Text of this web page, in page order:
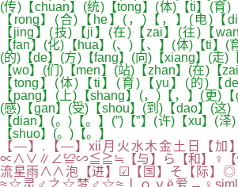
(传)【chuan】(统)【tong】(体)【ti】(育)
【rong】(合)【he】(，)【，】(电)【
【jing】(技)【ji】(在)【zai】(往)【
【fan】(化)【hua】(、)【、】(体)【ti】(
(的)【de】(方)【fang】(向)【xiang】(走)
【wo】(们)【men】(站)【zhan】(在)【
【tong】(体)【ti】(育)【yu】(的)【
【pang】(上)【shang】(，)【，】(更)【
(感)【gan】(受)【shou】(到)【dao】(这)
【dian】(。)【。】(”)【”】(许)【xu】(
【shuo】(。)【。】
【—】.【—】ⅻ月火水木金土日【加
∝∧∨∥∠≌∽≦≧≒【与】ら【和】♀【
流星雨∧∧泡【进】☑【国】そ【际】◎
≈☆灵♂之☆梦♂☆≈ｌｏｖё爱